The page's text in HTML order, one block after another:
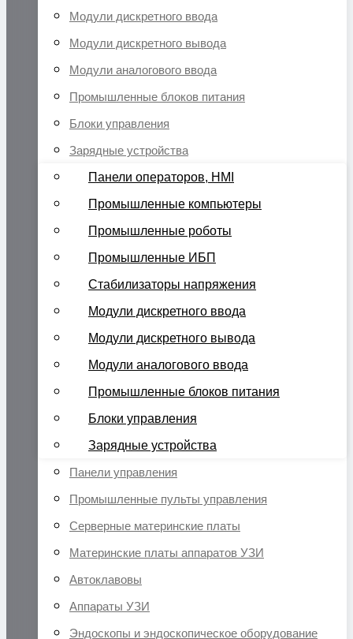
Модули дискретного ввода
Модули дискретного вывода
Модули аналогового ввода
Промышленные блоков питания
Блоки управления
Зарядные устройства
Панели операторов, HMI
Промышленные компьютеры
Промышленные роботы
Промышленные ИБП
Стабилизаторы напряжения
Модули дискретного ввода
Модули дискретного вывода
Модули аналогового ввода
Промышленные блоков питания
Блоки управления
Зарядные устройства
Панели управления
Промышленные пульты управления
Серверные материнские платы
Материнские платы аппаратов УЗИ
Автоклавовы
Аппараты УЗИ
Эндоскопы и эндоскопическое оборудование